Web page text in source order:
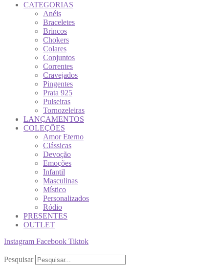
CATEGORIAS
Anéis
Braceletes
Brincos
Chokers
Colares
Conjuntos
Correntes
Cravejados
Pingentes
Prata 925
Pulseiras
Tornozeleiras
LANÇAMENTOS
COLEÇÕES
Amor Eterno
Clássicas
Devoção
Emoções
Infantil
Masculinas
Místico
Personalizados
Ródio
PRESENTES
OUTLET
Instagram Facebook Tiktok
Pesquisar